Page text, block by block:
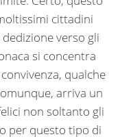
cittadini
verso gli
si concentra
qualche
arriva un
non soltanto gli
per questo tipo di